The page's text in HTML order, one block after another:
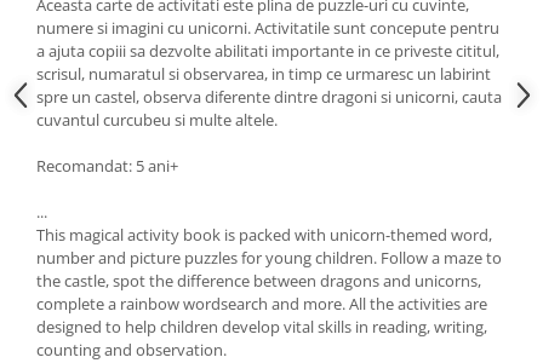
Aceasta carte de activitati este plina de puzzle-uri cu cuvinte,
numere si imagini cu unicorni. Activitatile sunt concepute pentru
a ajuta copiii sa dezvolte abilitati importante in ce priveste cititul,
scrisul, numaratul si observarea, in timp ce urmaresc un labirint
spre un castel, observa diferente dintre dragoni si unicorni, cauta
cuvantul curcubeu si multe altele.
Recomandat: 5 ani+
...
This magical activity book is packed with unicorn-themed word,
number and picture puzzles for young children. Follow a maze to
the castle, spot the difference between dragons and unicorns,
complete a rainbow wordsearch and more. All the activities are
designed to help children develop vital skills in reading, writing,
counting and observation.